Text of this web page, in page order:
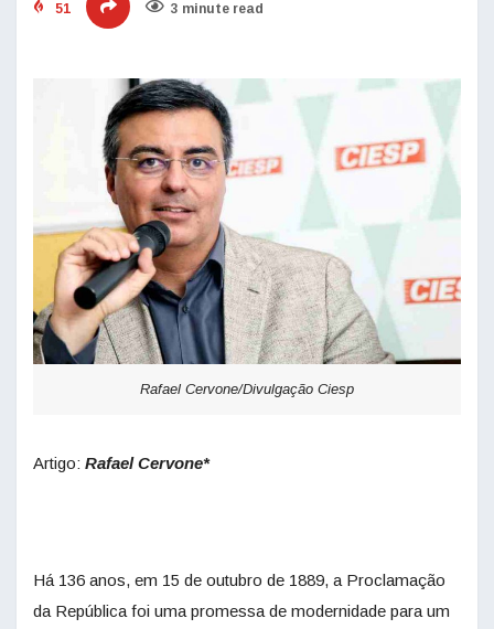
51 3 minute read
Rafael Cervone/Divulgação Ciesp
Artigo: Rafael Cervone*
Há 136 anos, em 15 de outubro de 1889, a Proclamação
da República foi uma promessa de modernidade para um